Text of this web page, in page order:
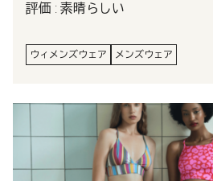
評価 : 素晴らしい
ウィメンズウェア メンズウェア